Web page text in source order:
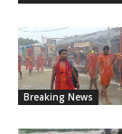
Breaking News